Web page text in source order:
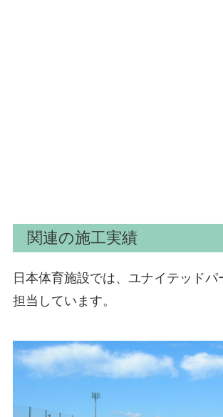
関連の施工実績
日本体育施設では、ユナイテッドパ
担当しています。